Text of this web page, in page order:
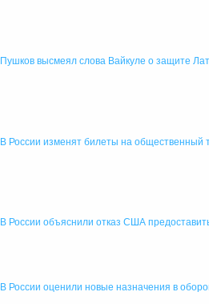
Пушков высмеял слова Вайкуле о защите
В России изменят билеты на общественный
В России объяснили отказ США
В России оценили новые назначения в